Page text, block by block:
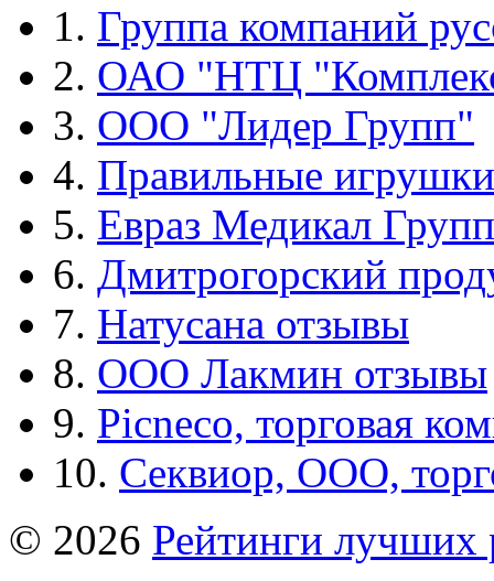
1. Группа компаний
2. ОАО "НТЦ
3. ООО "Лидер Групп"
4. Правильные игрушки
5. Евраз Медикал Групп
6. Дмитрогорский
7. Натусана отзывы
8. ООО Лакмин отзывы
9. Picneco, торговая
10. Секвиор, ООО,
© 2026 Рейтинги лучших